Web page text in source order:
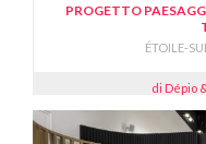
PROGETTO
ÉTOILE-
di Dépio